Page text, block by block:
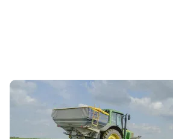
Fertilisation azotée des
prendre en compte pour le